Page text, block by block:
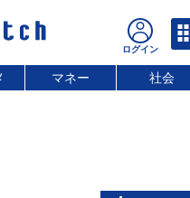
マネー 社会